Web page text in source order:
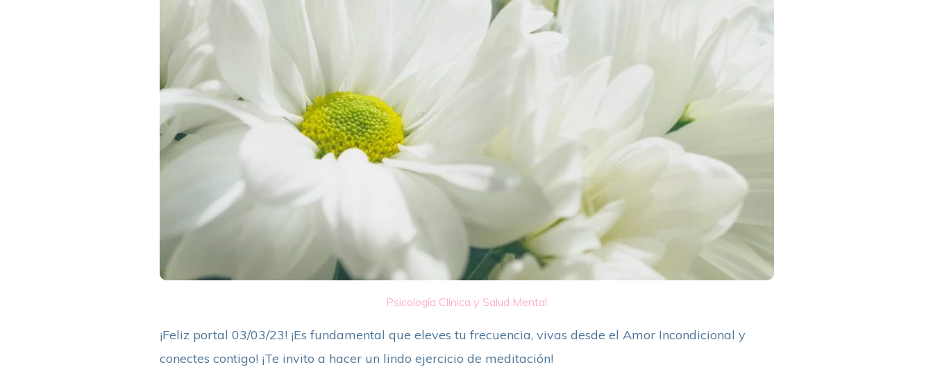
Psicología Clínica y Salud Mental
¡Feliz portal 03/03/23! ¡Es fundamental que eleves tu frecuencia, vivas desde el Amor Incondicional y
conectes contigo! ¡Te invito a hacer un lindo ejercicio de meditación!